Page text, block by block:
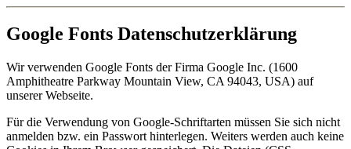
Google Fonts Datenschutzerklärung
Wir verwenden Google Fonts der Firma Google Inc. (1600
Amphitheatre Parkway Mountain View, CA 94043, USA) auf
unserer Webseite.
Für die Verwendung von Google-Schriftarten müssen Sie sich nicht
anmelden bzw. ein Passwort hinterlegen. Weiters werden auch keine